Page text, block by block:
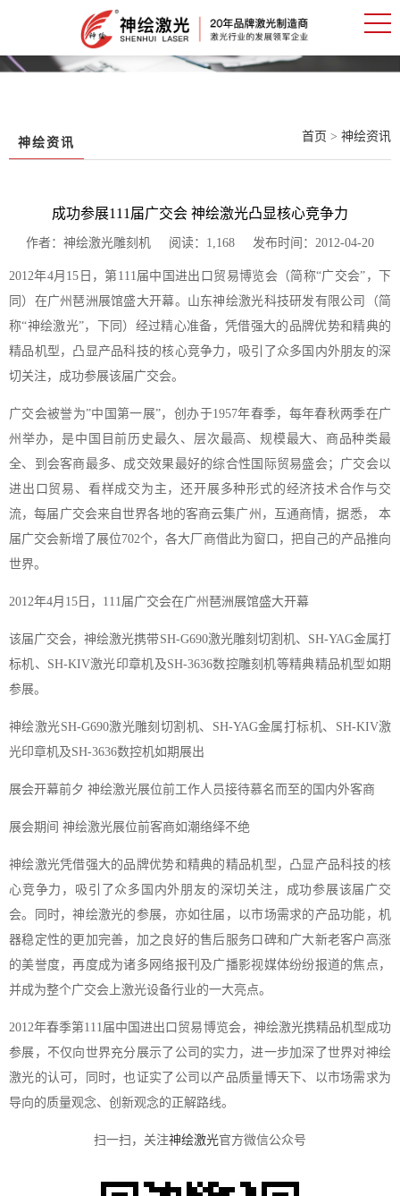
神绘资讯 首页 > 神绘资讯
成功参展111届广交会 神绘激光凸显核心竞争力
作者：神绘激光雕刻机 阅读：1,168 发布时间：2012-04-20
2012年4月15日，第111届中国进出口贸易博览会（简称“广交会”，下
同）在广州琶洲展馆盛大开幕。山东神绘激光科技研发有限公司（简
称“神绘激光”，下同）经过精心准备，凭借强大的品牌优势和精典的
精品机型，凸显产品科技的核心竞争力，吸引了众多国内外朋友的深
切关注，成功参展该届广交会。
广交会被誉为”中国第一展”，创办于1957年春季，每年春秋两季在广
州举办，是中国目前历史最久、层次最高、规模最大、商品种类最
全、到会客商最多、成交效果最好的综合性国际贸易盛会；广交会以
进出口贸易、看样成交为主，还开展多种形式的经济技术合作与交
流，每届广交会来自世界各地的客商云集广州，互通商情，据悉， 本
届广交会新增了展位702个，各大厂商借此为窗口，把自己的产品推向
世界。
2012年4月15日，111届广交会在广州琶洲展馆盛大开幕
该届广交会，神绘激光携带SH-G690激光雕刻切割机、SH-YAG金属打
标机、SH-KIV激光印章机及SH-3636数控雕刻机等精典精品机型如期
参展。
神绘激光SH-G690激光雕刻切割机、SH-YAG金属打标机、SH-KIV激
光印章机及SH-3636数控机如期展出
展会开幕前夕 神绘激光展位前工作人员接待慕名而至的国内外客商
展会期间 神绘激光展位前客商如潮络绎不绝
神绘激光凭借强大的品牌优势和精典的精品机型，凸显产品科技的核
心竞争力，吸引了众多国内外朋友的深切关注，成功参展该届广交
会。同时，神绘激光的参展，亦如往届，以市场需求的产品功能，机
器稳定性的更加完善，加之良好的售后服务口碑和广大新老客户高涨
的美誉度，再度成为诸多网络报刊及广播影视媒体纷纷报道的焦点，
并成为整个广交会上激光设备行业的一大亮点。
2012年春季第111届中国进出口贸易博览会，神绘激光携精品机型成功
参展，不仅向世界充分展示了公司的实力，进一步加深了世界对神绘
激光的认可，同时，也证实了公司以产品质量博天下、以市场需求为
导向的质量观念、创新观念的正解路线。
扫一扫，关注神绘激光官方微信公众号